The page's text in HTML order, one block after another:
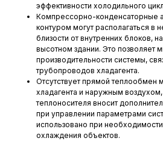
эффективности холодильного
Компрессорно-конденсаторные
контуром могут располагаться в
близости от внутренних блоков,
высотном здании. Это позволяет
производительности системы,
трубопроводов хладагента.
Отсутствует прямой теплообмен
хладагента и наружным
теплоносителя вносит
при управлении параметрами
использовано при
охлаждения объектов.